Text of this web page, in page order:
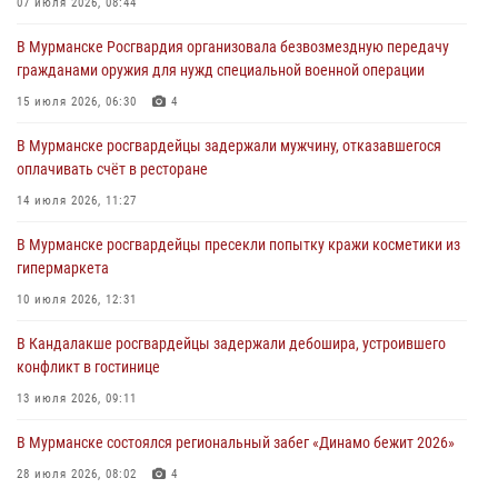
31 июля 2026, 08:48 3
Сотрудники Росгвардии задержали мужчину, не оплатившего счет в
30 июля 2026, 14:09
В Управлении Росгвардии по Мурманской области прошло пожарно-
30 июля 2026, 14:05
В Управлении Росгвардии по Мурманской области состоялось
равноапостольного великого князя Владимира
29 июля 2026, 12:17
В Мурманске Росгвардия организовала безвозмездную передачу
гражданами оружия для нужд специальной военной операции
15 июля 2026, 06:30 4
В Мурманске росгвардейцы задержали мужчину, отказавшегося
оплачивать счёт в ресторане
14 июля 2026, 11:27
В Мурманске росгвардейцы пресекли попытку кражи косметики из
гипермаркета
10 июля 2026, 12:31
В Кандалакше росгвардейцы задержали дебошира, устроившего
конфликт в гостинице
13 июля 2026, 09:11
В Мурманске состоялся региональный забег «Динамо бежит 2026»
28 июля 2026, 08:02 4